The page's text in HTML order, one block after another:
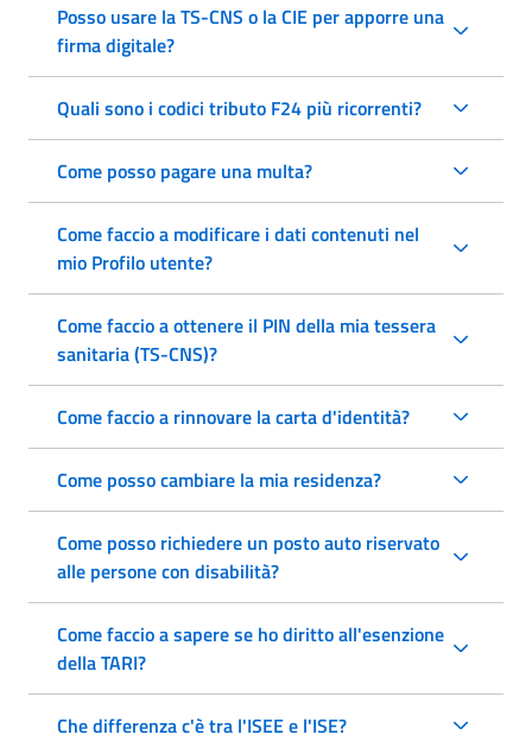
Posso usare la TS-CNS o la CIE per apporre una
firma digitale?
Quali sono i codici tributo F24 più ricorrenti?
Come posso pagare una multa?
Come faccio a modificare i dati contenuti nel
mio Profilo utente?
Come faccio a ottenere il PIN della mia tessera
sanitaria (TS-CNS)?
Come faccio a rinnovare la carta d'identità?
Come posso cambiare la mia residenza?
Come posso richiedere un posto auto riservato
alle persone con disabilità?
Come faccio a sapere se ho diritto all'esenzione
della TARI?
Che differenza c'è tra l'ISEE e l'ISE?